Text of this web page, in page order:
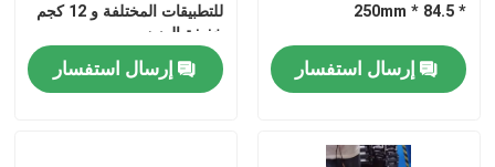
* 84.5 * 250mm
إرسال استفسار
للتطبيقات المختلفة و 12 كجم
خفيفة الوزن
إرسال استفسار